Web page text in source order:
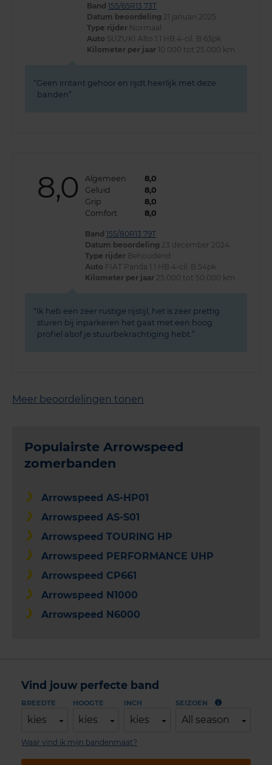
Band 155/65R13 73T
Datum beoordeling 21 januari 2025
Type rijder Normaal
Auto SUZUKI Alto 1.1 HB 4-cil. B 63pk
Kilometer per jaar 10.000 tot 25.000 km
Geen irritant gehoor en rijdt heerlijk met deze
banden
8,0 Algemeen
8,0
Geluid
8,0
Grip
8,0
Comfort
8,0
Band 155/80R13 79T
Datum beoordeling 23 december 2024
Type rijder Behoudend
Auto FIAT Panda 1.1 HB 4-cil. B 54pk
Kilometer per jaar 25.000 tot 50.000 km
Ik heb een zeer rustige rijstijl, het is zeer prettig
sturen bij inparkeren het gaat met een hoog
profiel alsof je stuurbekrachtiging hebt.
Meer beoordelingen tonen
Populairste Arrowspeed
zomerbanden
Arrowspeed AS-HP01
Arrowspeed AS-S01
Arrowspeed TOURING HP
Arrowspeed PERFORMANCE UHP
Arrowspeed CP661
Arrowspeed N1000
Arrowspeed N6000
Vind jouw perfecte band
BREEDTE
kies
HOOGTE
kies
INCH
kies
SEIZOEN
All season
Waar vind ik mijn bandenmaat?